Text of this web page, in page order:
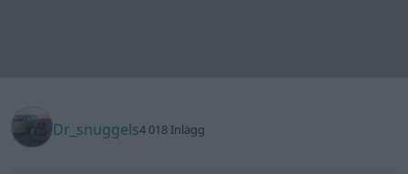
Dr_snuggels4 018 Inlägg